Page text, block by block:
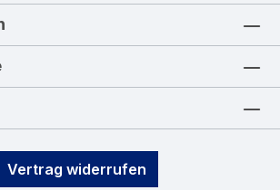
Vertrag widerrufen